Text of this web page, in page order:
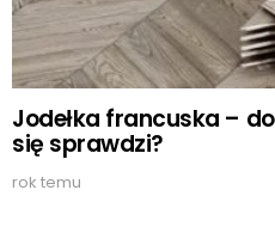
Jodełka francuska –
się sprawdzi?
rok temu